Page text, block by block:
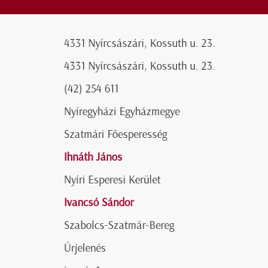
4331 Nyírcsászári, Kossuth u. 23.
4331 Nyírcsászári, Kossuth u. 23.
(42) 254 611
Nyíregyházi Egyházmegye
Szatmári Főesperesség
Ihnáth János
Nyíri Esperesi Kerület
Ivancsó Sándor
Szabolcs-Szatmár-Bereg
Úrjelenés